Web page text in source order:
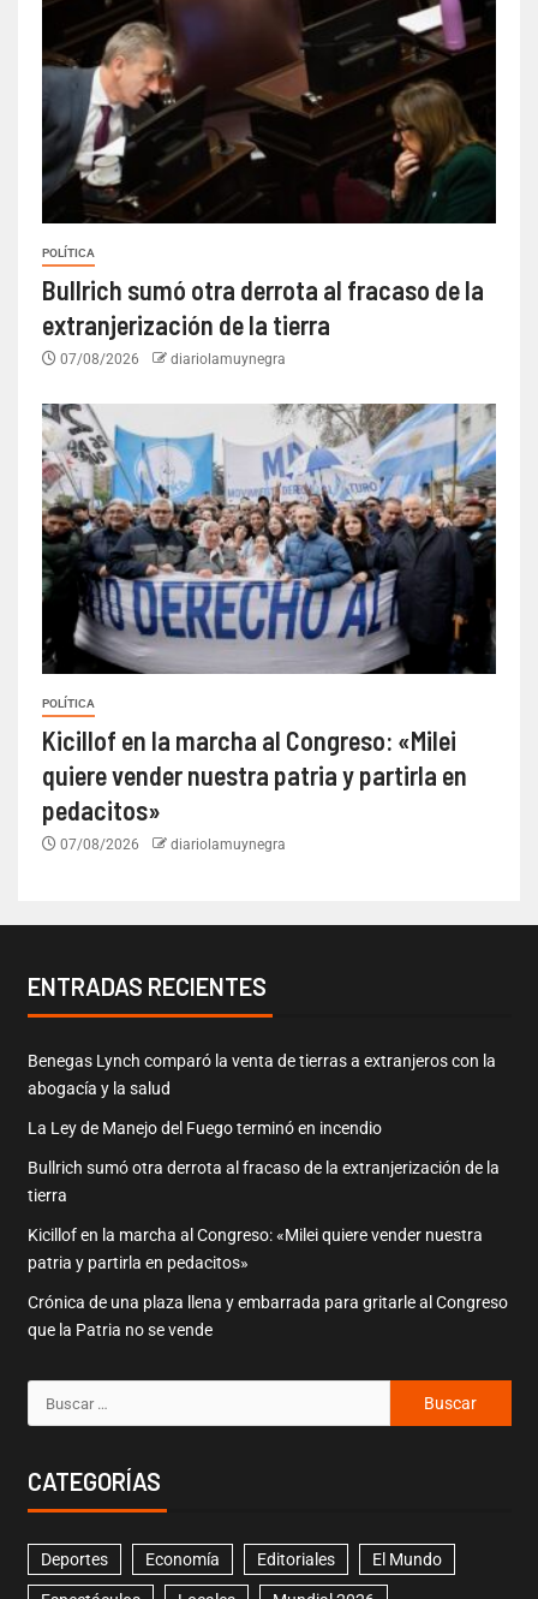
POLÍTICA
Bullrich sumó otra derrota al fracaso de la
extranjerización de la tierra
07/08/2026 diariolamuynegra
POLÍTICA
Kicillof en la marcha al Congreso: «Milei
quiere vender nuestra patria y partirla en
pedacitos»
07/08/2026 diariolamuynegra
ENTRADAS RECIENTES
Benegas Lynch comparó la venta de tierras a extranjeros con la
abogacía y la salud
La Ley de Manejo del Fuego terminó en incendio
Bullrich sumó otra derrota al fracaso de la extranjerización de la
tierra
Kicillof en la marcha al Congreso: «Milei quiere vender nuestra
patria y partirla en pedacitos»
Crónica de una plaza llena y embarrada para gritarle al Congreso
que la Patria no se vende
CATEGORÍAS
Deportes Economía Editoriales El Mundo